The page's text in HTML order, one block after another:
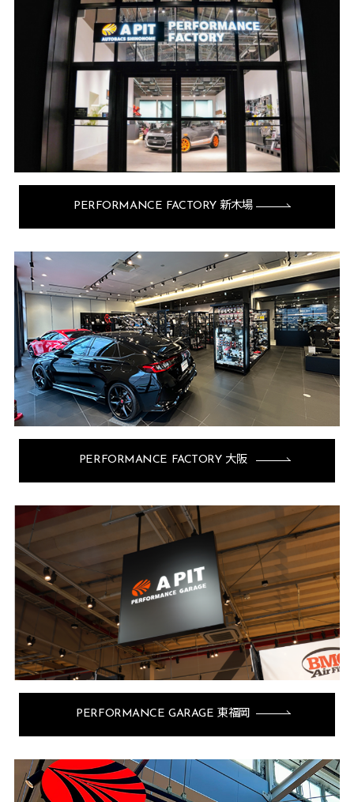
PERFORMANCE FACTORY 新木場
PERFORMANCE FACTORY 大阪
PERFORMANCE GARAGE 東福岡